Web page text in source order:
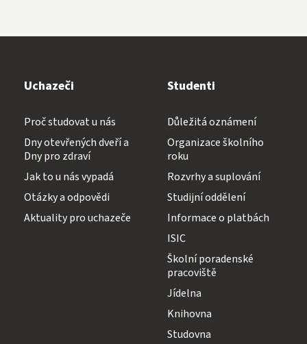
Uchazeči
Proč studovat u nás
Dny otevřených dveří a
Dny pro zdraví
Jak to u nás vypadá
Otázky a odpovědi
Aktuality pro uchazeče
Studenti
Důležitá oznámení
Organizace školního
roku
Rozvrhy a suplování
Studijní oddělení
Informace o platbách
ISIC
Školní poradenské
pracoviště
Jídelna
Knihovna
Studovna